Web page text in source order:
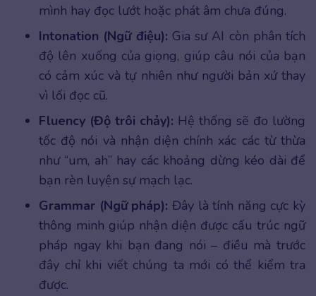
mình hay đọc lướt hoặc phát âm chưa đúng.
Intonation (Ngữ điệu): Gia sư AI còn phân tích
độ lên xuống của giọng, giúp câu nói của bạn
có cảm xúc và tự nhiên như người bản xứ thay
vì lối đọc cũ.
Fluency (Độ trôi chảy): Hệ thống sẽ đo lường
tốc độ nói và nhận diện chính xác các từ thừa
như “um, ah” hay các khoảng dừng kéo dài để
bạn rèn luyện sự mạch lạc.
Grammar (Ngữ pháp): Đây là tính năng cực kỳ
thông minh giúp nhận diện được cấu trúc ngữ
pháp ngay khi bạn đang nói – điều mà trước
đây chỉ khi viết chúng ta mới có thể kiểm tra
được.